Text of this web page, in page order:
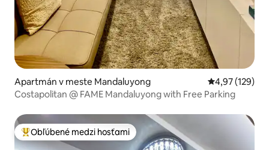
Apartmán v meste Mandaluyong Priemerné
4,97 (129)
Costapolitan @ FAME Mandaluyong with Free Parking
Najobľúbenejšie medzi hosťami
Obľúbené medzi hosťami